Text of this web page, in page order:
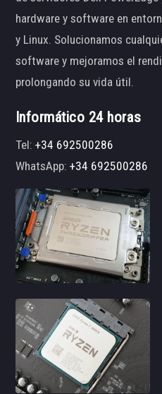
hardware y software en
y Linux. Solucionamos
software y mejoramos el
prolongando su vida útil.
Informático 24 horas
Tel:+34 692500286
WhatsApp:+34 692500286